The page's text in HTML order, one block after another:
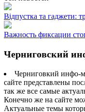
Відпустка та гаджети:
Важность фиксации
Черниговский
Черниговкий инфо-
сайте представлены
так же все самые
Конечно же на сайте
Актуальные темы